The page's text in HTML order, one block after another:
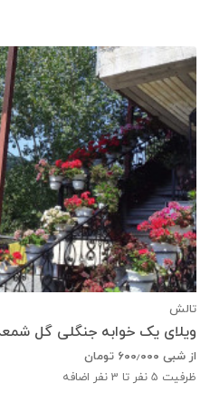
تالش
ویلای یک خوابه جنگلی گل
از شبی ۶۰۰٫۰۰۰ تومان
ظرفیت 5 نفر تا 3 نفر اضافه